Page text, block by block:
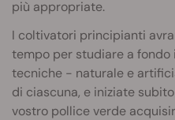
più appropriate.
I coltivatori principianti
tempo per studiare a
tecniche - naturale e
di ciascuna, e iniziate
vostro pollice verde